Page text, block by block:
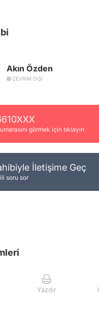
Akın Özden
ÇEVRIM DIŞI
görmek için tıklayın
İletişime Geç
soru sor
Yazdır